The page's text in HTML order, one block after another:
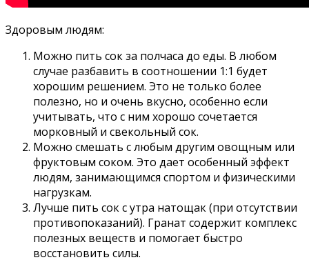
Здоровым людям:
Можно пить сок за полчаса до еды. В любом
случае разбавить в соотношении 1:1 будет
хорошим решением. Это не только более
полезно, но и очень вкусно, особенно если
учитывать, что с ним хорошо сочетается
морковный и свекольный сок.
Можно смешать с любым другим овощным или
фруктовым соком. Это дает особенный эффект
людям, занимающимся спортом и физическими
нагрузкам.
Лучше пить сок с утра натощак (при отсутствии
противопоказаний). Гранат содержит комплекс
полезных веществ и помогает быстро
восстановить силы.